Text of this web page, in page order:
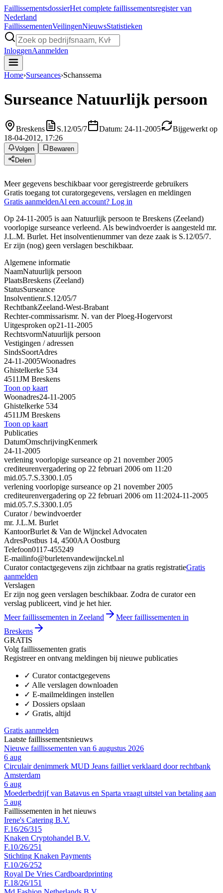
FaillissementsdossierHet complete faillissementsregister van
Nederland
FaillissementenVeilingenNieuwsStatistieken
InloggenAanmelden
Home›Surseances›Schanssema
Surseance Natuurlijk persoon
Breskens S.12/05/7 Datum: 24-11-2005
Bijgewerkt op
18-04-2012, 17:26
Volgen
Bewaren
Delen
Meer gegevens beschikbaar voor geregistreerde gebruikers
Gratis toegang tot curatorgegevens, verslagen en meldingen
Gratis aanmeldenAl een account? Log in
Op 24-11-2005 is aan Natuurlijk persoon te Breskens (Zeeland)
voorlopige surseance verleend. Als bewindvoerder is aangesteld mr.
J.L.M. Burlet. Het insolventienummer van deze zaak is S.12/05/7.
Er zijn (nog) geen verslagen beschikbaar.
Algemene informatie
NaamNatuurlijk persoon
PlaatsBreskens (Zeeland)
StatusSurseance
Insolventienr.S.12/05/7
RechtbankZeeland-West-Brabant
Rechter-commissarismr. N. van der Ploeg-Hogervorst
Uitgesproken op21-11-2005
RechtsvormNatuurlijk persoon
Vestigingen / adressen
SindsSoortAdres
24-11-2005Woonadres
Ghistelkerke 534
4511JM Breskens
Toon op kaart
Woonadres24-11-2005
Ghistelkerke 534
4511JM Breskens
Toon op kaart
Publicaties
DatumOmschrijvingKenmerk
24-11-2005
verlening voorlopige surseance op 21 november 2005
crediteurenvergadering op 22 februari 2006 om 11:20
mid.05.7.S.3300.1.05
verlening voorlopige surseance op 21 november 2005
crediteurenvergadering op 22 februari 2006 om 11:2024-11-2005
mid.05.7.S.3300.1.05
Curator / bewindvoerder
mr. J.L.M. Burlet
KantoorBurlet & Van de Wijnckel Advocaten
AdresPostbus 14, 4500AA Oostburg
Telefoon0117-455249
E-mailinfo@burletenvandewijnckel.nl
Curator contactgegevens zijn zichtbaar na gratis registratieGratis
aanmelden
Verslagen
Er zijn nog geen verslagen beschikbaar. Zodra de curator een
verslag publiceert, vind je het hier.
Meer faillissementen in Zeeland
Meer faillissementen in
Breskens
GRATIS
Volg faillissementen gratis
Registreer en ontvang meldingen bij nieuwe publicaties
✓ Curator contactgegevens
✓ Alle verslagen downloaden
✓ E-mailmeldingen instellen
✓ Dossiers opslaan
✓ Gratis, altijd
Gratis aanmelden
Laatste faillissementsnieuws
Nieuwe faillissementen van 6 augustus 2026
6 aug
Circulair denimmerk MUD Jeans failliet verklaard door rechtbank
Amsterdam
6 aug
Moederbedrijf van Batavus en Sparta vraagt uitstel van betaling aan
5 aug
Faillissementen in het nieuws
Irene's Catering B.V.
F.16/26/315
Knaken Cryptohandel B.V.
F.10/26/251
Stichting Knaken Payments
F.10/26/252
Royal De Vries Cardboardprinting
F.18/26/151